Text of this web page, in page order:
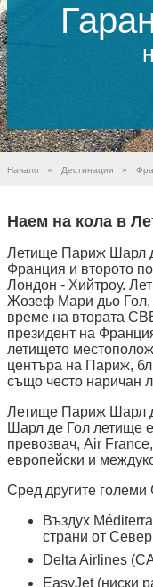
Начало » Дестинации »
Наем на кола в
Летище Париж Шарл
Франция и второто
Лондон - Хийтроу.
Жозеф Мари дьо Гол,
време на втората
президент на
летището
центъра на Париж,
също често наричан
Летище Париж Шарл
Шарл де Гол летище
превозвач, Air
европейски и
Сред другите големи
Въздух
страни от
Delta Airlines
EasyJet (ниски